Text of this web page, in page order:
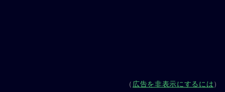
（ 広告を非表示にするには ）